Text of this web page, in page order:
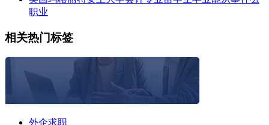
职业
相关热门标签
外企求职